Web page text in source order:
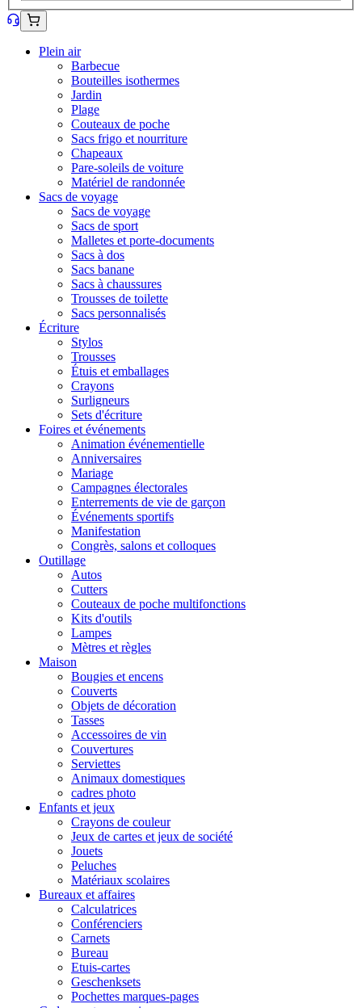
Plein air
Barbecue
Bouteilles isothermes
Jardin
Plage
Couteaux de poche
Sacs frigo et nourriture
Chapeaux
Pare-soleils de voiture
Matériel de randonnée
Sacs de voyage
Sacs de voyage
Sacs de sport
Malletes et porte-documents
Sacs à dos
Sacs banane
Sacs à chaussures
Trousses de toilette
Sacs personnalisés
Écriture
Stylos
Trousses
Étuis et emballages
Crayons
Surligneurs
Sets d'écriture
Foires et événements
Animation événementielle
Anniversaires
Mariage
Campagnes électorales
Enterrements de vie de garçon
Événements sportifs
Manifestation
Congrès, salons et colloques
Outillage
Autos
Cutters
Couteaux de poche multifonctions
Kits d'outils
Lampes
Mètres et règles
Maison
Bougies et encens
Couverts
Objets de décoration
Tasses
Accessoires de vin
Couvertures
Serviettes
Animaux domestiques
cadres photo
Enfants et jeux
Crayons de couleur
Jeux de cartes et jeux de société
Jouets
Peluches
Matériaux scolaires
Bureaux et affaires
Calculatrices
Conférenciers
Carnets
Bureau
Etuis-cartes
Geschenksets
Pochettes marques-pages